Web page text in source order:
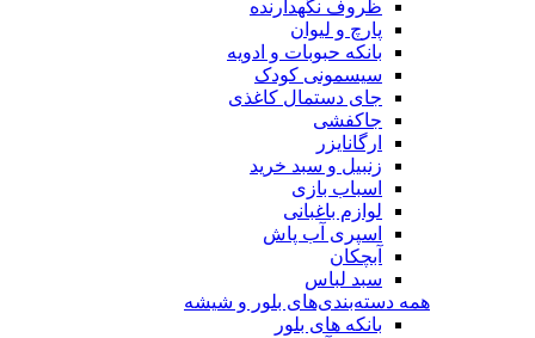
ظروف نگهدارنده
پارچ و لیوان
بانکه حبوبات و ادویه
سیسمونی کودک
جای دستمال کاغذی
جاکفشی
ارگانایزر
زنبیل و سبد خرید
اسباب بازی
لوازم باغبانی
اسپری آب پاش
آبچکان
سبد لباس
همه دسته‌بندی‌های بلور و شیشه
بانکه های بلور